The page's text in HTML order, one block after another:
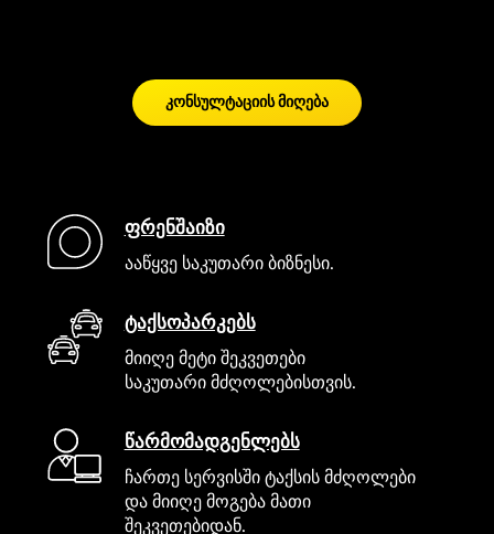
კონსულტაციის მიღება
ფრენშაიზი
ააწყვე საკუთარი ბიზნესი.
ტაქსოპარკებს
მიიღე მეტი შეკვეთები
საკუთარი მძღოლებისთვის.
წარმომადგენლებს
ჩართე სერვისში ტაქსის მძღოლები
და მიიღე მოგება მათი
შეკვეთებიდან.